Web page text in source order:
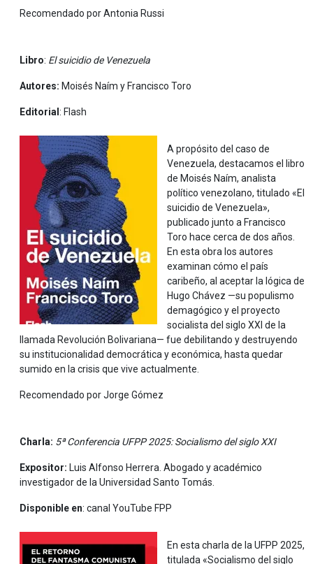
Recomendado por Antonia Russi
Libro: El suicidio de Venezuela
Autores: Moisés Naím y Francisco Toro
Editorial : Flash
A propósito del caso de
Venezuela, destacamos el libro
de Moisés Naím, analista
político venezolano, titulado «El
suicidio de Venezuela»,
publicado junto a Francisco
Toro hace cerca de dos años.
En esta obra los autores
examinan cómo el país
caribeño, al aceptar la lógica de
Hugo Chávez —su populismo
demagógico y el proyecto
socialista del siglo XXI de la
llamada Revolución Bolivariana— fue debilitando y destruyendo
su institucionalidad democrática y económica, hasta quedar
sumido en la crisis que vive actualmente.
Recomendado por Jorge Gómez
Charla: 5ª Conferencia UFPP 2025: Socialismo del siglo XXI
Expositor: Luis Alfonso Herrera. Abogado y académico
investigador de la Universidad Santo Tomás.
Disponible en: canal YouTube FPP
En esta charla de la UFPP 2025,
titulada «Socialismo del siglo